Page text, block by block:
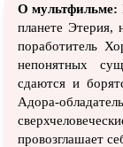
О мультфильме:
планете Этерия,
поработитель
непонятных
сдаются и
Адора-
провозглашает